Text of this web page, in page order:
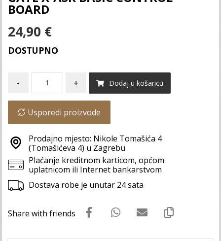
BOARD
24,90 €
DOSTUPNO
- + Dodaj u košaricu
Usporedi proizvode
Prodajno mjesto: Nikole Tomašića 4
(Tomašićeva 4) u Zagrebu
Plaćanje kreditnom karticom, općom
uplatnicom ili Internet bankarstvom
Dostava robe je unutar 24 sata